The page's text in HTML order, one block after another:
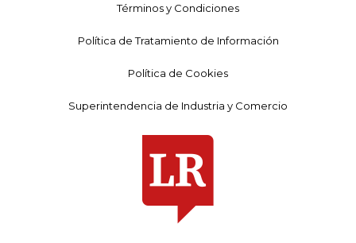
Términos y Condiciones
Política de Tratamiento de Información
Política de Cookies
Superintendencia de Industria y Comercio